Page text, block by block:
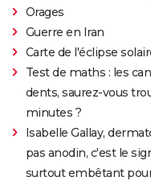
Orages
Guerre en Iran
Carte de l'éclipse
Test de maths : les
dents, saurez-vous
minutes ?
Isabelle Gallay,
pas anodin, c'est le
surtout embêtant